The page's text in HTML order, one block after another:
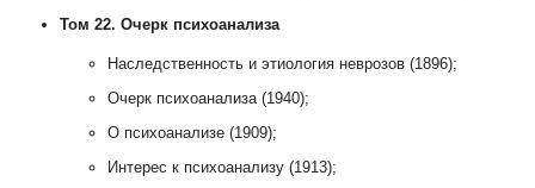
Том 22. Очерк психоанализа
Наследственность и этиология неврозов (1896);
Очерк психоанализа (1940);
О психоанализе (1909);
Интерес к психоанализу (1913);